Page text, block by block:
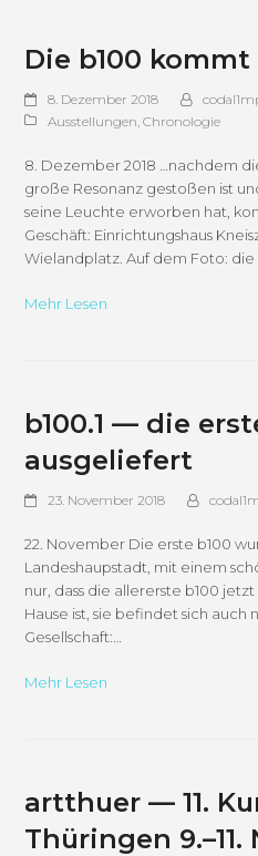
Die b100
8. Dezember 2018
Ausstellungen ,Chronologie
8. Dezember 2018 …nachdem
große Resonanz gestoßen ist
seine Leuchte erworben hat,
Geschäft: Einrichtungshaus
Wielandplatz. Auf dem Foto: die
Mehr Lesen
b100.1 — die
ausgeliefert
23. November 2018
22. November Die erste b100
Landeshaupstadt, mit einem
nur, dass die allererste b100
Hause ist, sie befindet sich auch
Gesellschaft:…
Mehr Lesen
artthuer — 11.
Thüringen 9.–11.